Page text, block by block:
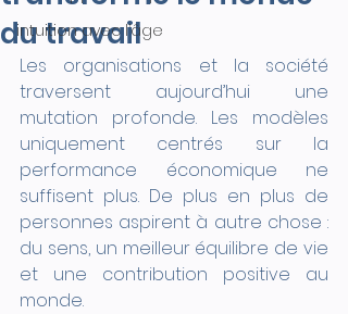
intuition avec l’âge
du travail
Les organisations et la société
traversent aujourd’hui une
mutation profonde. Les modèles
uniquement centrés sur la
performance économique ne
suffisent plus. De plus en plus de
personnes aspirent à autre chose :
du sens, un meilleur équilibre de vie
et une contribution positive au
monde.